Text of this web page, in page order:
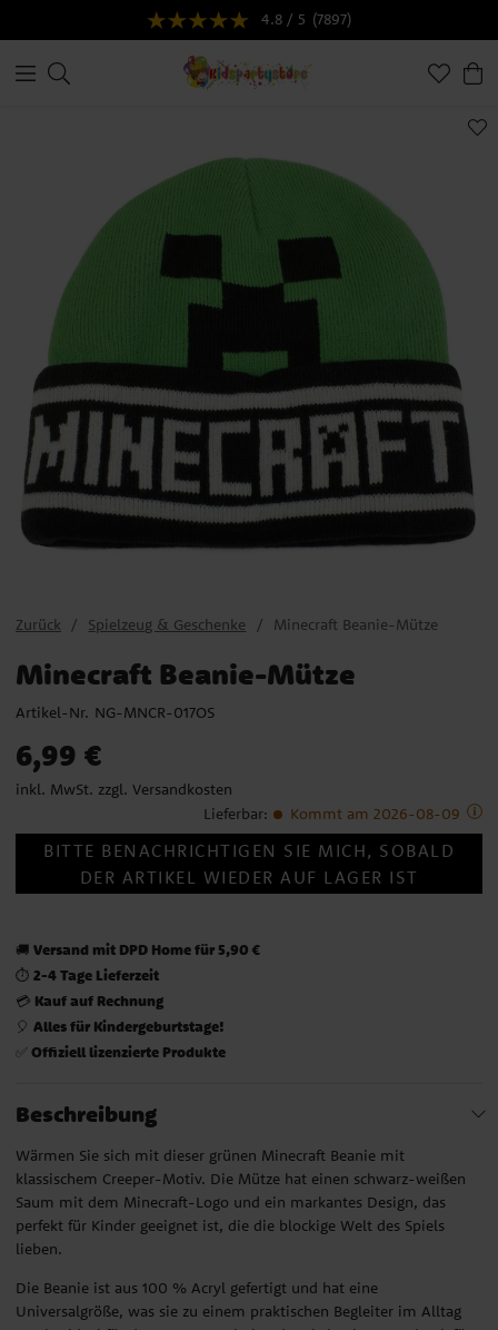
4.8 / 5 (7897)
Zurück Spielzeug & Geschenke Minecraft Beanie-Mütze
Minecraft Beanie-Mütze
Artikel-Nr. NG-MNCR-017OS
Preis:6,99 €
6,99 €
inkl. MwSt. zzgl. Versandkosten
Lieferbar: Kommt am 2026-08-09
BITTE BENACHRICHTIGEN SIE MICH, SOBALD
DER ARTIKEL WIEDER AUF LAGER IST
🚚 Versand mit DPD Home für 5,90 €
⏱️ 2-4 Tage Lieferzeit
💳 Kauf auf Rechnung
🎈 Alles für Kindergeburtstage!
✅ Offiziell lizenzierte Produkte
Beschreibung
Wärmen Sie sich mit dieser grünen Minecraft Beanie mit
klassischem Creeper-Motiv. Die Mütze hat einen schwarz-weißen
Saum mit dem Minecraft-Logo und ein markantes Design, das
perfekt für Kinder geeignet ist, die die blockige Welt des Spiels
lieben.
Die Beanie ist aus 100 % Acryl gefertigt und hat eine
Universalgröße, was sie zu einem praktischen Begleiter im Alltag